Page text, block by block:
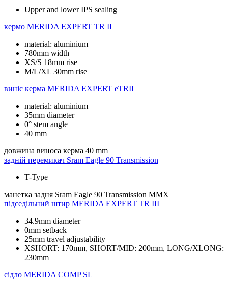
Upper and lower IPS sealing
кермо MERIDA EXPERT TR II
material: aluminium
780mm width
XS/S 18mm rise
M/L/XL 30mm rise
виніс керма MERIDA EXPERT eTRII
material: aluminium
35mm diameter
0° stem angle
40 mm
довжина виноса керма 40 mm
задній перемикач Sram Eagle 90 Transmission
T-Type
манетка задня Sram Eagle 90 Transmission MMX
підседільний штир MERIDA EXPERT TR III
34.9mm diameter
0mm setback
25mm travel adjustability
XSHORT: 170mm, SHORT/MID: 200mm, LONG/XLONG:
230mm
сідло MERIDA COMP SL